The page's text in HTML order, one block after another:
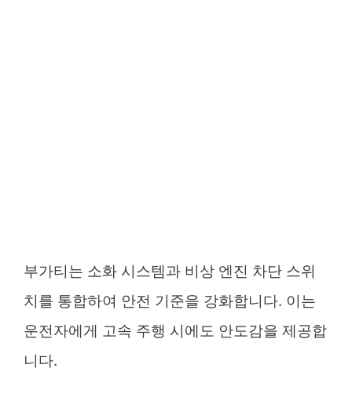
부가티는 소화 시스템과 비상 엔진 차단 스위
치를 통합하여 안전 기준을 강화합니다. 이는
운전자에게 고속 주행 시에도 안도감을 제공합
니다.